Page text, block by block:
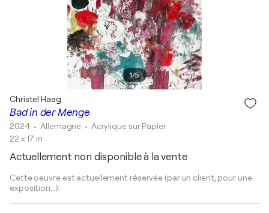
1/5
Bad in der Menge
Christel Haag
2024 • Allemagne • Acrylique sur Papier
22 x 17 in
Actuellement non disponible à la vente
Cette oeuvre est actuellement réservée (par un client, pour une
exposition...).